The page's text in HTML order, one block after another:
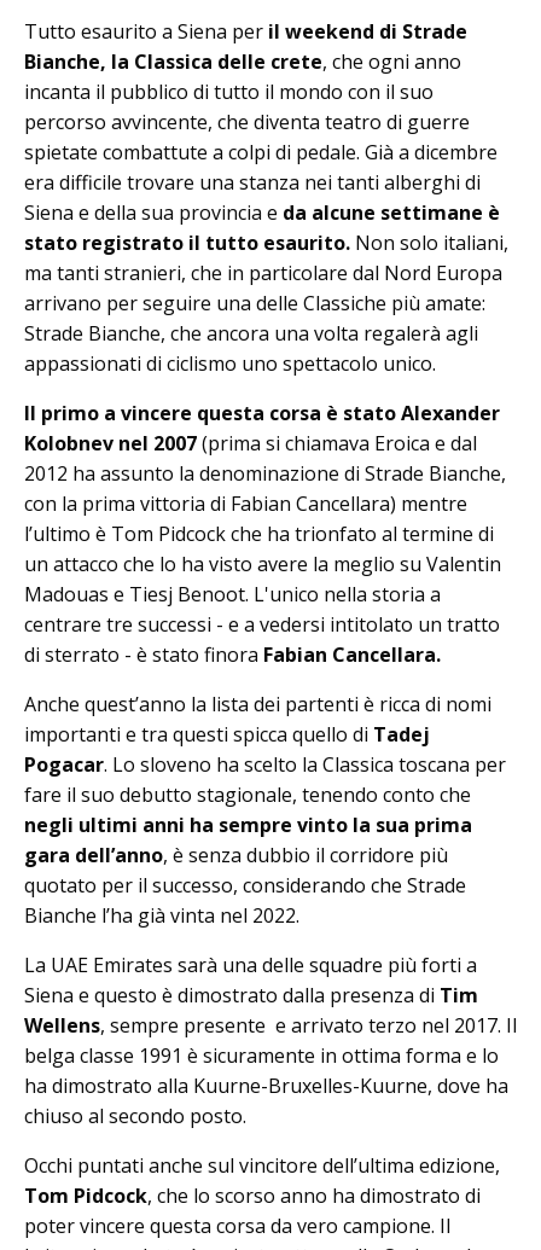
Tutto esaurito a Siena per il weekend di Strade
Bianche, la Classica delle crete, che ogni anno
incanta il pubblico di tutto il mondo con il suo
percorso avvincente, che diventa teatro di guerre
spietate combattute a colpi di pedale. Già a dicembre
era difficile trovare una stanza nei tanti alberghi di
Siena e della sua provincia e da alcune settimane è
stato registrato il tutto esaurito. Non solo italiani,
ma tanti stranieri, che in particolare dal Nord Europa
arrivano per seguire una delle Classiche più amate:
Strade Bianche, che ancora una volta regalerà agli
appassionati di ciclismo uno spettacolo unico.
Il primo a vincere questa corsa è stato Alexander
Kolobnev nel 2007(prima si chiamava Eroica e dal
2012 ha assunto la denominazione di Strade Bianche,
con la prima vittoria di Fabian Cancellara) mentre
l’ultimo è Tom Pidcock che ha trionfato al termine di
un attacco che lo ha visto avere la meglio su Valentin
Madouas e Tiesj Benoot. L'unico nella storia a
centrare tre successi - e a vedersi intitolato un tratto
di sterrato - è stato finora Fabian Cancellara.
Anche quest’anno la lista dei partenti è ricca di nomi
importanti e tra questi spicca quello di Tadej
Pogacar. Lo sloveno ha scelto la Classica toscana per
fare il suo debutto stagionale, tenendo conto che
negli ultimi anni ha sempre vinto la sua prima
gara dell’anno, è senza dubbio il corridore più
quotato per il successo, considerando che Strade
Bianche l’ha già vinta nel 2022.
La UAE Emirates sarà una delle squadre più forti a
Siena e questo è dimostrato dalla presenza di Tim
Wellens, sempre presente e arrivato terzo nel 2017. Il
belga classe 1991 è sicuramente in ottima forma e lo
ha dimostrato alla Kuurne-Bruxelles-Kuurne, dove ha
chiuso al secondo posto.
Occhi puntati anche sul vincitore dell’ultima edizione,
Tom Pidcock, che lo scorso anno ha dimostrato di
poter vincere questa corsa da vero campione. Il